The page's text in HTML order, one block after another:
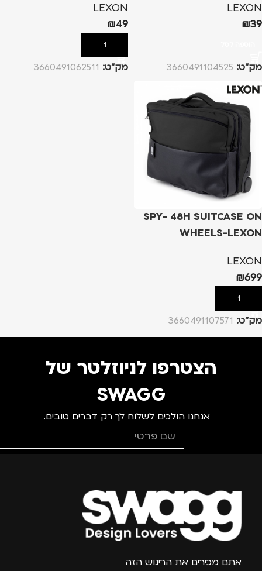
LEXON
₪39
מק”ט: 3660491104525
LEXON
₪49
הוספה לסל
מק”ט: 3660491062511
SPY- 48H SUITCASE ON
WHEELS-LEXON
LEXON
₪699
הוספה לסל
מק”ט: 3660491107571
הצטרפו לניוזלטר של
SWAGG
אנחנו הולכים לשלוח לך רק דברים טובים.
צרפו אותי למועדון
אתם מכירים את הריגוש הזה